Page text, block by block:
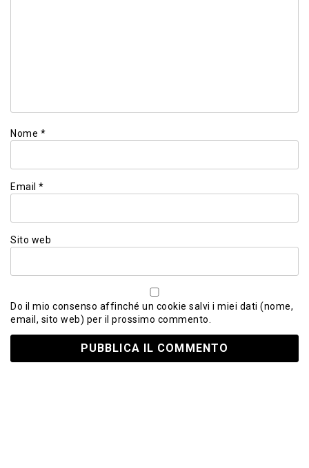
Nome *
Email *
Sito web
Do il mio consenso affinché un cookie salvi i miei dati (nome,
email, sito web) per il prossimo commento.